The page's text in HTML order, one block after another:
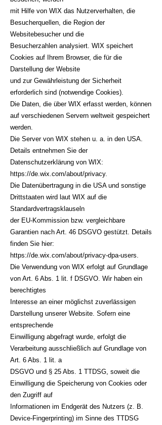
mit Hilfe von WIX das Nutzerverhalten, die
Besucherquellen, die Region der
Websitebesucher und die
Besucherzahlen analysiert. WIX speichert
Cookies auf Ihrem Browser, die für die
Darstellung der Website
und zur Gewährleistung der Sicherheit
erforderlich sind (notwendige Cookies).
Die Daten, die über WIX erfasst werden, können
auf verschiedenen Servern weltweit gespeichert
werden.
Die Server von WIX stehen u. a. in den USA.
Details entnehmen Sie der
Datenschutzerklärung von WIX:
https://de.wix.com/about/privacy.
Die Datenübertragung in die USA und sonstige
Drittstaaten wird laut WIX auf die
Standardvertragsklauseln
der EU-Kommission bzw. vergleichbare
Garantien nach Art. 46 DSGVO gestützt. Details
finden Sie hier:
https://de.wix.com/about/privacy-dpa-users.
Die Verwendung von WIX erfolgt auf Grundlage
von Art. 6 Abs. 1 lit. f DSGVO. Wir haben ein
berechtigtes
Interesse an einer möglichst zuverlässigen
Darstellung unserer Website. Sofern eine
entsprechende
Einwilligung abgefragt wurde, erfolgt die
Verarbeitung ausschließlich auf Grundlage von
Art. 6 Abs. 1 lit. a
DSGVO und § 25 Abs. 1 TTDSG, soweit die
Einwilligung die Speicherung von Cookies oder
den Zugriff auf
Informationen im Endgerät des Nutzers (z. B.
Device-Fingerprinting) im Sinne des TTDSG